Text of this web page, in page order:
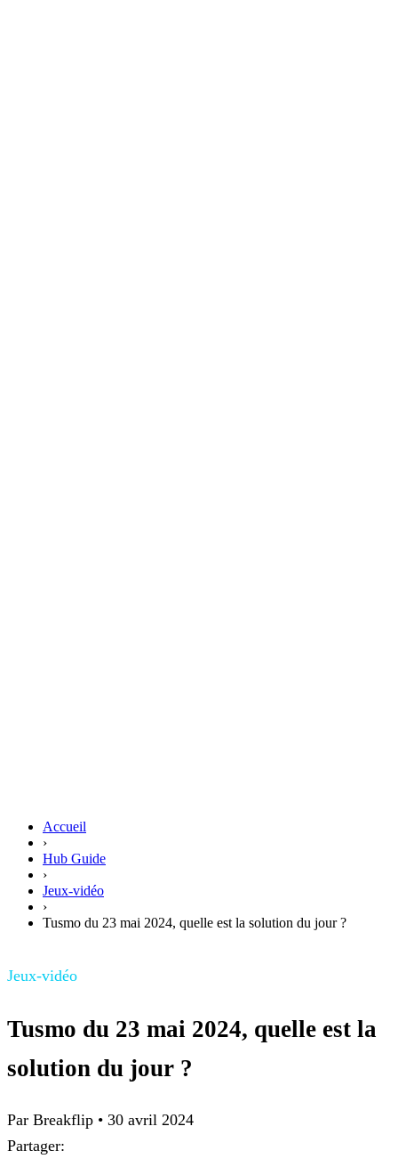
Accueil
›
Hub Guide
›
Jeux-vidéo
›
Tusmo du 23 mai 2024, quelle est la solution du jour ?
Jeux-vidéo
Tusmo du 23 mai 2024, quelle est la
solution du jour ?
Par Breakflip • 30 avril 2024
Partager: